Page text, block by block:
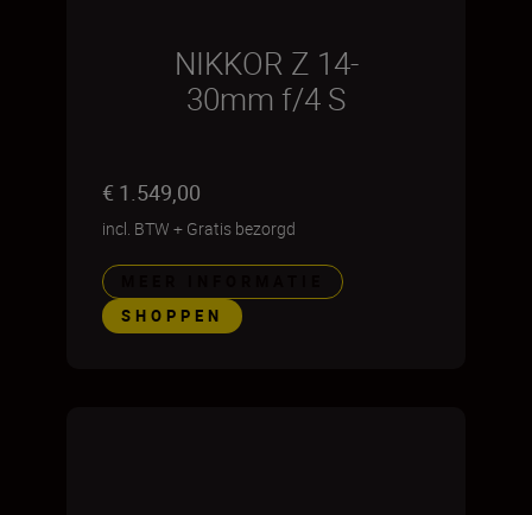
NIKKOR Z 14-
30mm f/4 S
€ 1.549,00
incl. BTW + Gratis bezorgd
SHOPPEN